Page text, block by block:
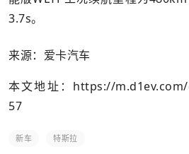
3.7s。
来源：爱卡汽车
本文地址： https://
57
新车 特斯拉